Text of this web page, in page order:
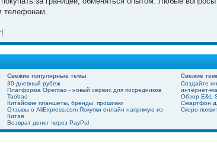
телефонам.
Свежие популярные темы
Свежие
30-дневный рубеж
Платформа Opentao - новый сервис для посредников
Taobao
Китайские планшеты, бренды, прошивки
Отзывы о AliExpress.com Покупки онлайн напрямую из
Китая
Возврат денег через PayPal
Создайте
интернет-
Обзор E&L
Смартфон
Скоро